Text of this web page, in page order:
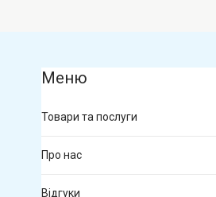
Товари та послуги
Про нас
Відгуки